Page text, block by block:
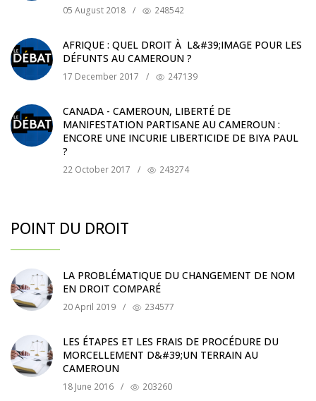
05 August 2018 / 248542
AFRIQUE : QUEL DROIT À L&#39;IMAGE POUR LES
DÉFUNTS AU CAMEROUN ?
17 December 2017 / 247139
CANADA - CAMEROUN, LIBERTÉ DE
MANIFESTATION PARTISANE AU CAMEROUN :
ENCORE UNE INCURIE LIBERTICIDE DE BIYA PAUL
?
22 October 2017 / 243274
POINT DU DROIT
LA PROBLÉMATIQUE DU CHANGEMENT DE NOM
EN DROIT COMPARÉ
20 April 2019 / 234577
LES ÉTAPES ET LES FRAIS DE PROCÉDURE DU
MORCELLEMENT D&#39;UN TERRAIN AU
CAMEROUN
18 June 2016 / 203260